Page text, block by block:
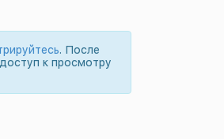
. После
к просмотру